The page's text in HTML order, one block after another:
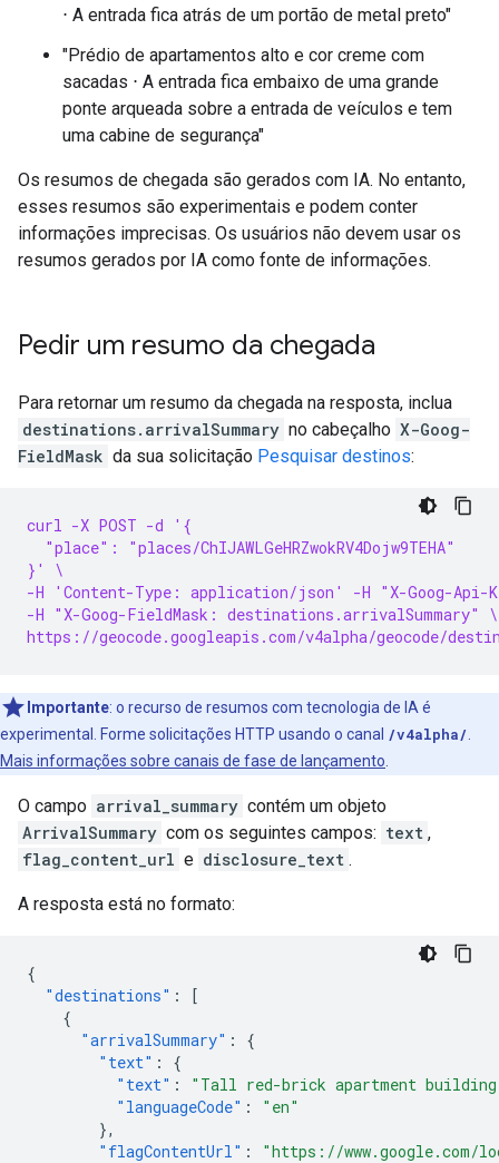
⋅ A entrada fica atrás de um portão de metal preto"
"Prédio de apartamentos alto e cor creme com
sacadas ⋅ A entrada fica embaixo de uma grande
ponte arqueada sobre a entrada de veículos e tem
uma cabine de segurança"
Os resumos de chegada são gerados com IA. No entanto,
esses resumos são experimentais e podem conter
informações imprecisas. Os usuários não devem usar os
resumos gerados por IA como fonte de informações.
Pedir um resumo da chegada
Para retornar um resumo da chegada na resposta, inclua
destinations.arrivalSummary no cabeçalho X-Goog-
FieldMask da sua solicitação Pesquisar destinos:
curl -X POST -d '{
  "place": "places/ChIJAWLGeHRZwokRV4Dojw9TEHA"
}' \
-H 'Content-Type: application/json' -H "X-Goog-Api-
-H "X-Goog-FieldMask: destinations.arrivalSummary" \
https://geocode.googleapis.com/v4alpha/geocode/
Importante: o recurso de resumos com tecnologia de IA é
experimental. Forme solicitações HTTP usando o canal /v4alpha/
Mais informações sobre canais de fase de lançamento
O campo arrival_summary contém um objeto
ArrivalSummary com os seguintes campos: text ,
flag_content_url e disclosure_text .
A resposta está no formato:
{
"destinations" :
[
{
"arrivalSummary" :
{
"text" :
{
"text" :
"Tall red-brick apartment building
"languageCode" :
"en"
},
"flagContentUrl" : "https://